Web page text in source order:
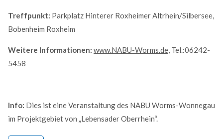
Treffpunkt: Parkplatz Hinterer Roxheimer Altrhein/Silbersee,
Bobenheim Roxheim
Weitere Informationen: www.NABU-Worms.de , Tel.:06242-
5458
Info: Dies ist eine Veranstaltung des NABU Worms-Wonnegau
im Projektgebiet von „Lebensader Oberrhein“.
elit. Aenean commodo ligula eget dolor.